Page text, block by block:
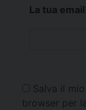
La tua email
Salva il
browser per